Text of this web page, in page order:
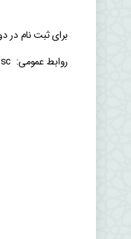
برای ثبت نام در
روابط عمومی: shahedcesc@